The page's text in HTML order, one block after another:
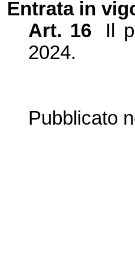
Entrata in
Art. 16
Il
2024.
Pubblicato